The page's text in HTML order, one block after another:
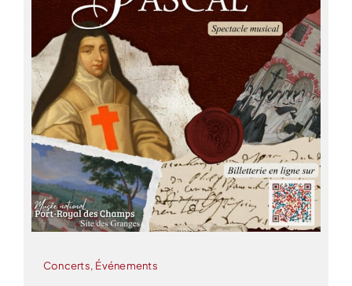
Concerts, Événements